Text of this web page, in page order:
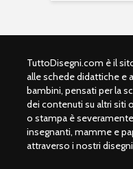
TuttoDisegni.com è il
alle schede didattiche e
bambini, pensati per la
dei contenuti su altri siti
o stampa è
insegnanti, mamme e
attraverso i nostri